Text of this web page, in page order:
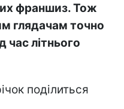
франшиз. Тож
глядачам точно
час літнього
поділиться